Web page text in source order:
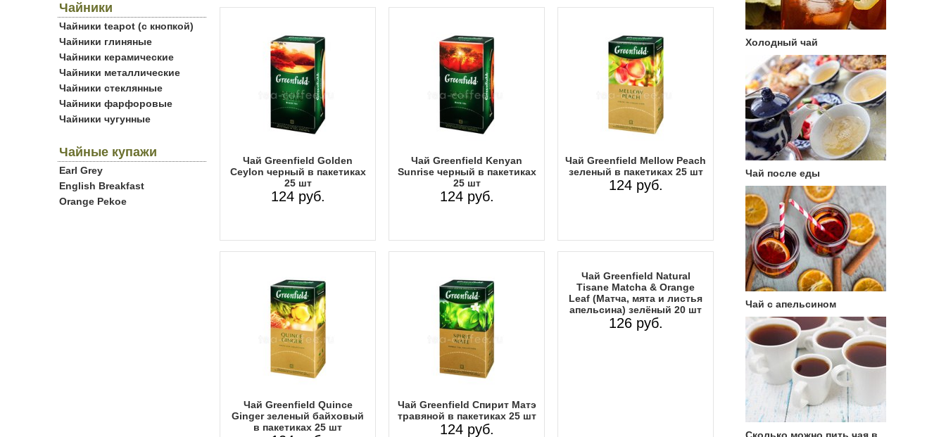
Чайники
Чайники teapot (с кнопкой)
Чайники глиняные
Чайники керамические
Чайники металлические
Чайники стеклянные
Чайники фарфоровые
Чайники чугунные
Чайные купажи
Earl Grey
English Breakfast
Orange Pekoe
Чай Greenfield Golden
Ceylon черный в пакетиках
25 шт
124 руб.
Чай Greenfield Kenyan
Sunrise черный в пакетиках
25 шт
124 руб.
Чай Greenfield Mellow Peach
зеленый в пакетиках 25 шт
124 руб.
Чай Greenfield Quince
Ginger зеленый байховый
в пакетиках 25 шт
Чай Greenfield Спирит Матэ
травяной в пакетиках 25 шт
124 руб.
Чай Greenfield Natural
Tisane Matcha & Orange
Leaf (Матча, мята и листья
апельсина) зелёный 20 шт
126 руб.
Холодный чай
Чай после еды
Чай с апельсином